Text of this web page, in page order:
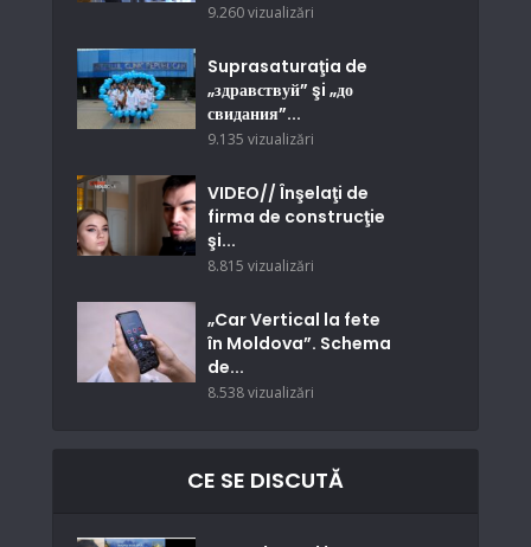
9.260 vizualizări
Suprasaturaţia de
„здравствуй” şi „до
свидания”...
9.135 vizualizări
VIDEO// Înşelaţi de
firma de construcţie
şi...
8.815 vizualizări
„Car Vertical la fete
în Moldova”. Schema
de...
8.538 vizualizări
CE SE DISCUTĂ